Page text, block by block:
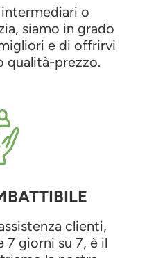
intermediari o
siamo in grado
e di offrirvi
prezzo.
clienti,
7 giorni su 7, è il